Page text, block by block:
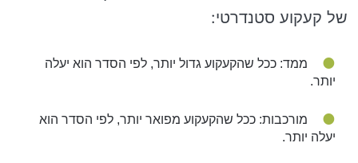
של קעקוע סטנדרטי:
ממד: ככל שהקעקוע גדול יותר, לפי הסדר הוא יעלה
יותר.
מורכבות: ככל שהקעקוע מפואר יותר, לפי הסדר הוא
יעלה יותר.